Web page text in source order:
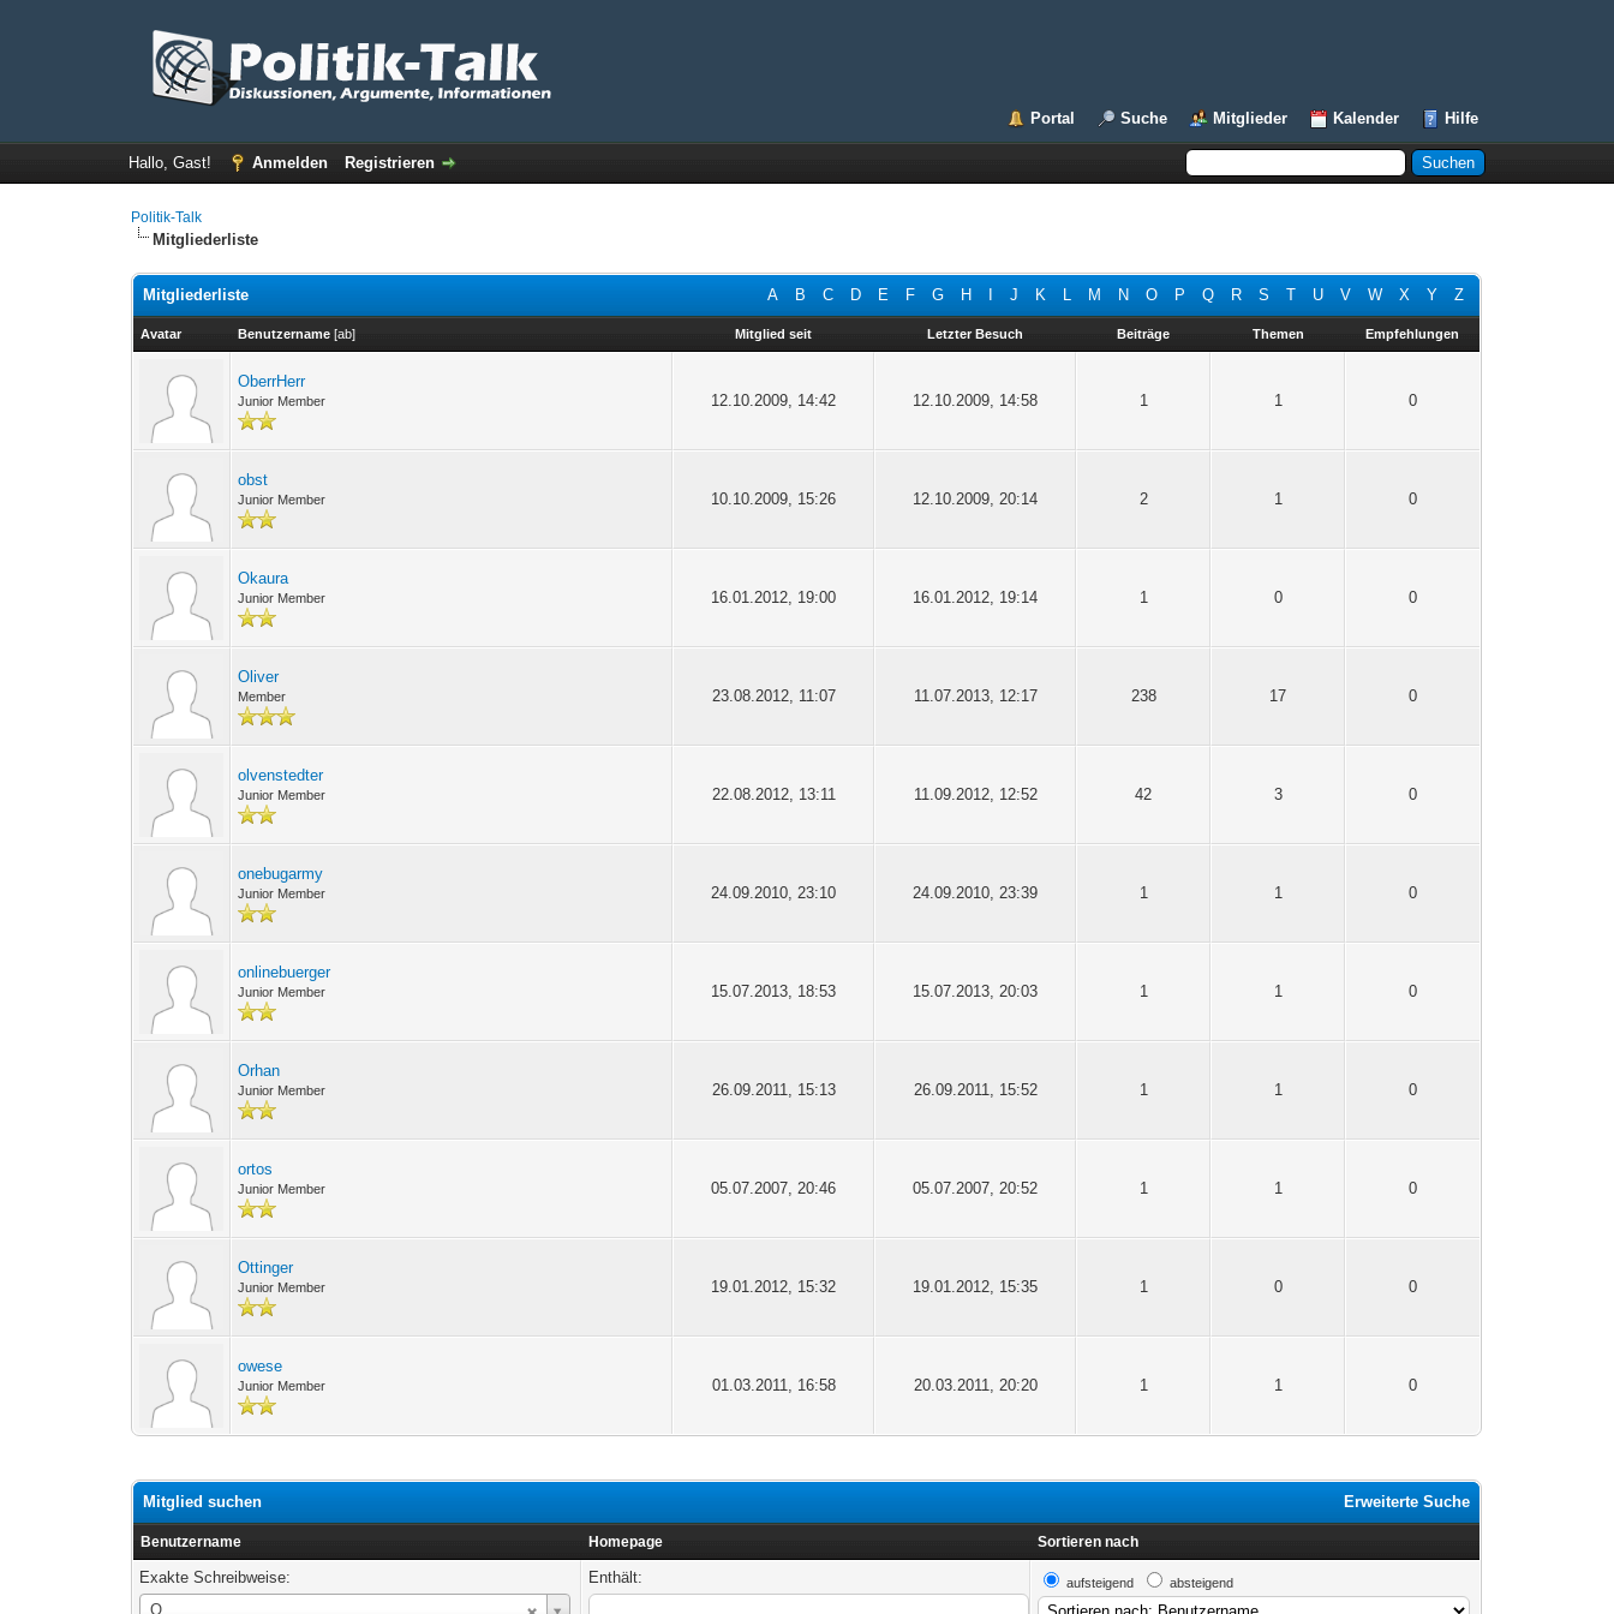
Portal Suche Mitglieder Kalender Hilfe
Hallo, Gast! Anmelden Registrieren
Politik-Talk
Mitgliederliste
A B C D E F G H J K L M N O P Q R S T U V W X Y Z
Mitgliederliste
Avatar Benutzername [ab] Mitglied seit Letzter Besuch Beiträge Themen Empfehlungen
OberrHerr
Junior Member 12.10.2009, 14:42 12.10.2009, 14:58 1 1 0
obst
Junior Member 10.10.2009, 15:26 12.10.2009, 20:14 2 1 0
Okaura
Junior Member 16.01.2012, 19:00 16.01.2012, 19:14 1 0 0
Oliver
Member 23.08.2012, 11:07 11.07.2013, 12:17 238 17 0
olvenstedter
Junior Member 22.08.2012, 13:11 11.09.2012, 12:52 42 3 0
onebugarmy
Junior Member 24.09.2010, 23:10 24.09.2010, 23:39 1 1 0
onlinebuerger
Junior Member 15.07.2013, 18:53 15.07.2013, 20:03 1 1 0
Orhan
Junior Member 26.09.2011, 15:13 26.09.2011, 15:52 1 1 0
ortos
Junior Member 05.07.2007, 20:46 05.07.2007, 20:52 1 1 0
Ottinger
Junior Member 19.01.2012, 15:32 19.01.2012, 15:35 1 0 0
owese
Junior Member 01.03.2011, 16:58 20.03.2011, 20:20 1 1 0
Erweiterte Suche
Mitglied suchen
Benutzername Homepage Sortieren nach
Exakte Schreibweise:
O
Benutzername
Enthält: aufsteigend absteigend